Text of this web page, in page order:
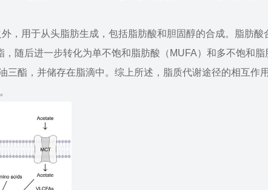
，用于从头脂肪生成，包括脂肪酸和胆固醇的合成。脂肪酸
随后进一步转化为单不饱和脂肪酸（MUFA）和多不饱和脂
三酯，并储存在脂滴中。综上所述，脂质代谢途径的相互作
。